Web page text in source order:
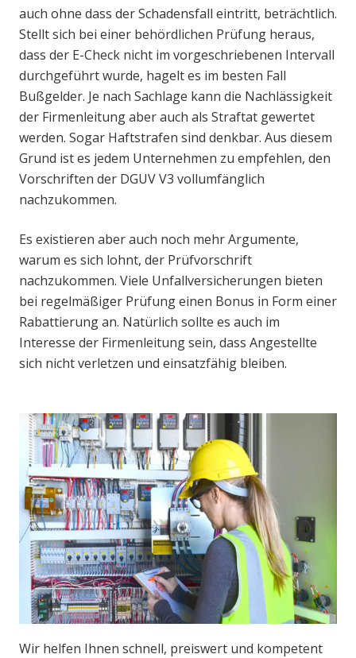
auch ohne dass der Schadensfall eintritt, beträchtlich.
Stellt sich bei einer behördlichen Prüfung heraus,
dass der E-Check nicht im vorgeschriebenen Intervall
durchgeführt wurde, hagelt es im besten Fall
Bußgelder. Je nach Sachlage kann die Nachlässigkeit
der Firmenleitung aber auch als Straftat gewertet
werden. Sogar Haftstrafen sind denkbar. Aus diesem
Grund ist es jedem Unternehmen zu empfehlen, den
Vorschriften der DGUV V3 vollumfänglich
nachzukommen.
Es existieren aber auch noch mehr Argumente,
warum es sich lohnt, der Prüfvorschrift
nachzukommen. Viele Unfallversicherungen bieten
bei regelmäßiger Prüfung einen Bonus in Form einer
Rabattierung an. Natürlich sollte es auch im
Interesse der Firmenleitung sein, dass Angestellte
sich nicht verletzen und einsatzfähig bleiben.
Wir helfen Ihnen schnell, preiswert und kompetent